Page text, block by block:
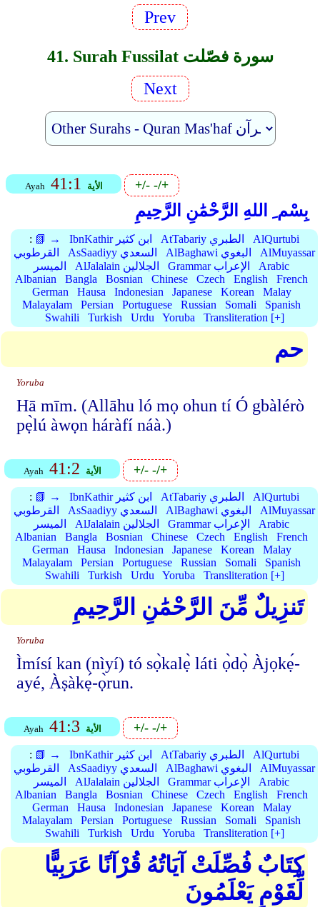
Prev
41. Surah Fussilat سورة فصّلت
Next
Ayah 41:1 الأية +/--/+
بِسْم ِ اللهِ الرَّحْمَٰنِ الرَّحِيمِ
: 📗 → IbnKathir ابن كثير AtTabariy الطبري
AlQurtubi
القرطوبي
AsSaadiyy السعدي AlBaghawi البغوي
AlMuyassar
الميسر
AlJalalain الجلالين Grammar الإعراب
Arabic
Albanian
Bangla Bosnian Chinese Czech English
French
German
Hausa Indonesian Japanese Korean
Malay
Malayalam
Persian Portuguese Russian Somali
Spanish
Swahili
Turkish Urdu Yoruba Transliteration [+]
حم
Yoruba
Hā mīm. (Allāhu ló mọ ohun tí Ó gbàlérò
pẹ̀lú àwọn háràfí náà.)
Ayah 41:2 الأية +/--/+
: 📗 → IbnKathir ابن كثير AtTabariy الطبري
AlQurtubi
القرطوبي
AsSaadiyy السعدي AlBaghawi البغوي
AlMuyassar
الميسر
AlJalalain الجلالين Grammar الإعراب
Arabic
Albanian
Bangla Bosnian Chinese Czech English
French
German
Hausa Indonesian Japanese Korean
Malay
Malayalam
Persian Portuguese Russian Somali
Spanish
Swahili
Turkish Urdu Yoruba Transliteration [+]
تَنزِيلٌ مِّنَ الرَّحْمَٰنِ الرَّحِيمِ
Yoruba
Ìmísí kan (nìyí) tó sọ̀kalẹ̀ láti ọ̀dọ̀ Àjọkẹ́-
ayé, Àṣàkẹ́-ọ̀run.
Ayah 41:3 الأية +/--/+
: 📗 → IbnKathir ابن كثير AtTabariy الطبري
AlQurtubi
القرطوبي
AsSaadiyy السعدي AlBaghawi البغوي
AlMuyassar
الميسر
AlJalalain الجلالين Grammar الإعراب
Arabic
Albanian
Bangla Bosnian Chinese Czech English
French
German
Hausa Indonesian Japanese Korean
Malay
Malayalam
Persian Portuguese Russian Somali
Spanish
Swahili
Turkish Urdu Yoruba Transliteration [+]
كِتَابٌ فُصِّلَتْ آيَاتُهُ قُرْآنًا عَرَبِيًّا
لِّقَوْمٍ يَعْلَمُونَ